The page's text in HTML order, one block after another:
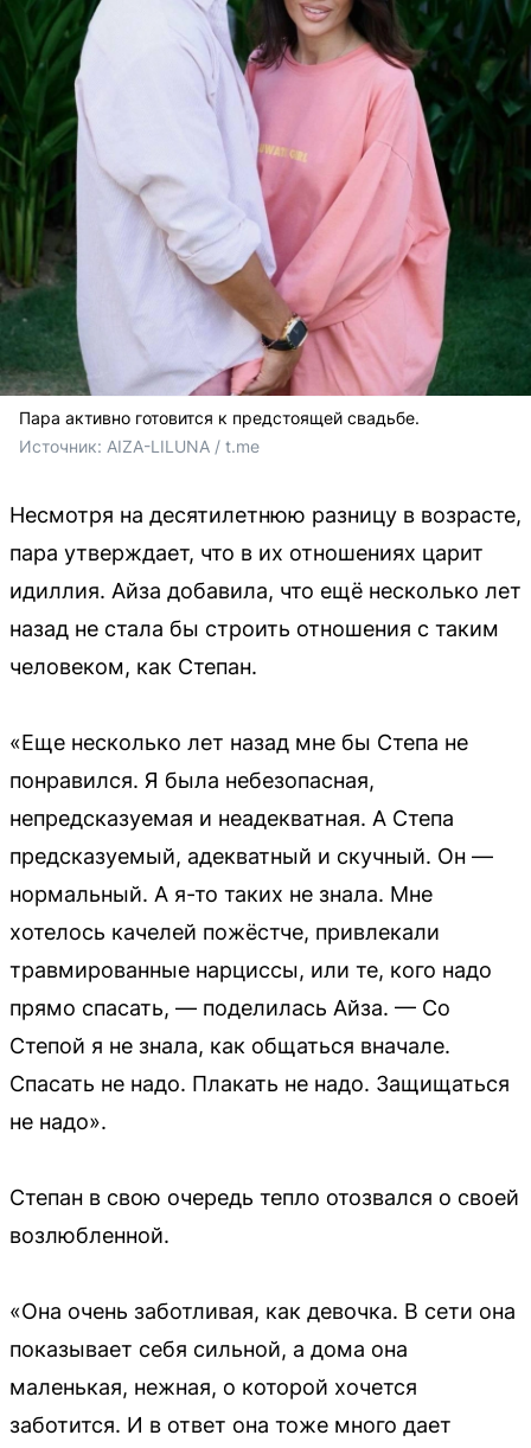
Пара активно готовится к предстоящей свадьбе.
Источник: AIZA-LILUNA / t.me
Несмотря на десятилетнюю разницу в возрасте,
пара утверждает, что в их отношениях царит
идиллия. Айза добавила, что ещё несколько лет
назад не стала бы строить отношения с таким
человеком, как Степан.
«Еще несколько лет назад мне бы Степа не
понравился. Я была небезопасная,
непредсказуемая и неадекватная. А Степа
предсказуемый, адекватный и скучный. Он —
нормальный. А я-то таких не знала. Мне
хотелось качелей пожёстче, привлекали
травмированные нарциссы, или те, кого надо
прямо спасать, — поделилась Айза. — Со
Степой я не знала, как общаться вначале.
Спасать не надо. Плакать не надо. Защищаться
не надо».
Степан в свою очередь тепло отозвался о своей
возлюбленной.
«Она очень заботливая, как девочка. В сети она
показывает себя сильной, а дома она
маленькая, нежная, о которой хочется
заботится. И в ответ она тоже много дает